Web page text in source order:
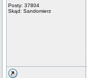
Posty: 37804
Skąd: Sandomierz